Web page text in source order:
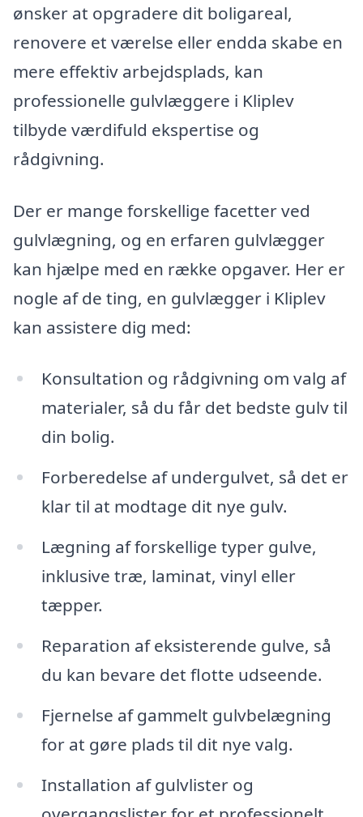
ønsker at opgradere dit boligareal,
renovere et værelse eller endda skabe en
mere effektiv arbejdsplads, kan
professionelle gulvlæggere i Kliplev
tilbyde værdifuld ekspertise og
rådgivning.
Der er mange forskellige facetter ved
gulvlægning, og en erfaren gulvlægger
kan hjælpe med en række opgaver. Her er
nogle af de ting, en gulvlægger i Kliplev
kan assistere dig med:
Konsultation og rådgivning om valg af
materialer, så du får det bedste gulv til
din bolig.
Forberedelse af undergulvet, så det er
klar til at modtage dit nye gulv.
Lægning af forskellige typer gulve,
inklusive træ, laminat, vinyl eller
tæpper.
Reparation af eksisterende gulve, så
du kan bevare det flotte udseende.
Fjernelse af gammelt gulvbelægning
for at gøre plads til dit nye valg.
Installation af gulvlister og